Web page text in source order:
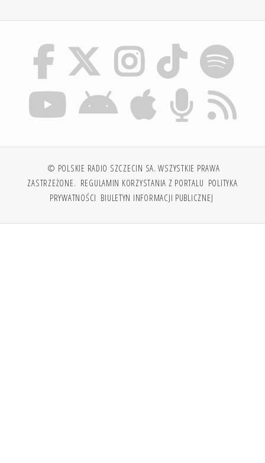
© POLSKIE RADIO SZCZECIN SA. WSZYSTKIE PRAWA
ZASTRZEŻONE. REGULAMIN KORZYSTANIA Z PORTALU POLITYKA
PRYWATNOŚCI BIULETYN INFORMACJI PUBLICZNEJ